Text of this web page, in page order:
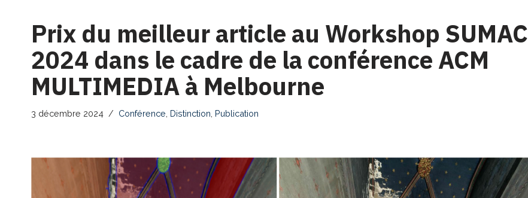
Prix du meilleur article au Workshop SUMAC
2024 dans le cadre de la conférence ACM
MULTIMEDIA à Melbourne
3 décembre 2024 Conférence, Distinction, Publication